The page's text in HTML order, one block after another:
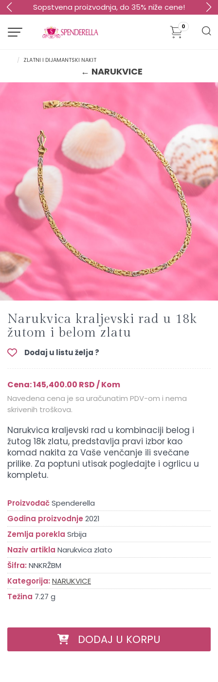
Sopstvena proizvodnja, do 35% niže cene!
0
ZLATNI I DIJAMANTSKI NAKIT
← NARUKVICE
Narukvica kraljevski rad u 18k
žutom i belom zlatu
Dodaj u listu želja ?
Cena: 145,400.00 RSD / Kom
Navedena cena je sa uračunatim PDV-om i nema
skrivenih troškova.
Narukvica kraljevski rad u kombinaciji belog i
žutog 18k zlatu, predstavlja pravi izbor kao
komad nakita za Vaše venčanje ili svečane
prilike. Za poptuni utisak pogledajte i ogrlicu u
kompletu.
ProizvođačSpenderella
Godina proizvodnje 2021
Zemlja porekla Srbija
Naziv artikla Narukvica zlato
Šifra: NNKRŽBM
Kategorija: NARUKVICE
Težina 7.27 g
DODAJ U KORPU